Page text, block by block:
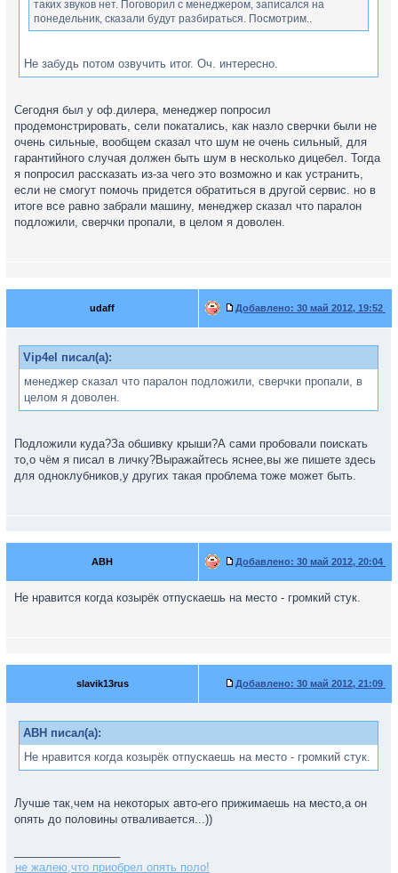
таких звуков нет. Поговорил с менеджером, записался на
понедельник, сказали будут разбираться. Посмотрим..
Не забудь потом озвучить итог. Оч. интересно.
Сегодня был у оф.дилера, менеджер попросил
продемонстрировать, сели покатались, как назло сверчки были не
очень сильные, вообщем сказал что шум не очень сильный, для
гарантийного случая должен быть шум в несколько дицебел. Тогда
я попросил рассказать из-за чего это возможно и как устранить,
если не смогут помочь придется обратиться в другой сервис. но в
итоге все равно забрали машину, менеджер сказал что паралон
подложили, сверчки пропали, в целом я доволен.
udaff Добавлено: 30 май 2012, 19:52
Vip4el писал(а):
менеджер сказал что паралон подложили, сверчки пропали, в
целом я доволен.
Подложили куда?За обшивку крыши?А сами пробовали поискать
то,о чём я писал в личку?Выражайтесь яснее,вы же пишете здесь
для одноклубников,у других такая проблема тоже может быть.
ABH Добавлено: 30 май 2012, 20:04
Не нравится когда козырёк отпускаешь на место - громкий стук.
slavik13rus Добавлено: 30 май 2012, 21:09
ABH писал(а):
Не нравится когда козырёк отпускаешь на место - громкий стук.
Лучше так,чем на некоторых авто-его прижимаешь на место,а он
опять до половины отваливается...))
не жалею,что приобрел опять поло!